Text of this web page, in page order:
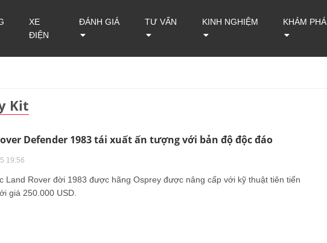
XE
ĐIỆN
ĐÁNH GIÁ TƯ VẤN KINH NGHIỆM KHÁM PHÁ
Kit
Defender 1983 tái xuất ấn tượng với bản độ độc đáo
19:56
Land Rover đời 1983 được hãng Osprey được nâng cấp với kỹ thuật tiên tiến
giá 250.000 USD.